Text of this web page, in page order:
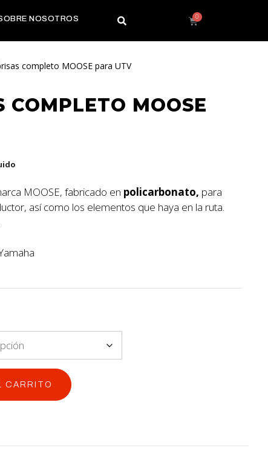
NOSOTROS
completo MOOSE para UTV
COMPLETO MOOSE
MOOSE, fabricado en policarbonato, para
así como los elementos que haya en la ruta.
CARRITO